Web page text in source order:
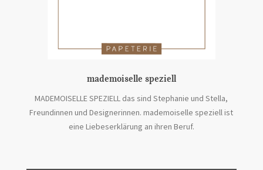
mademoiselle speziell
MADEMOISELLE SPEZIELL das sind Stephanie und Stella,
Freundinnen und Designerinnen. mademoiselle speziell ist
eine Liebeserklärung an ihren Beruf.